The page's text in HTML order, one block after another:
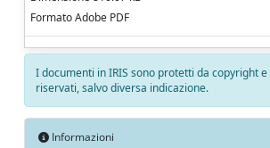
Formato Adobe PDF
I documenti in IRIS sono protetti da copyright
riservati, salvo diversa indicazione.
Informazioni